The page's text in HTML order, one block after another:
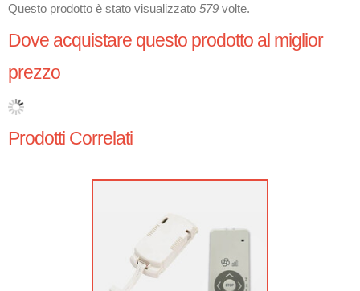
Questo prodotto è stato visualizzato 579 volte.
Dove acquistare questo prodotto al miglior
prezzo
Prodotti Correlati